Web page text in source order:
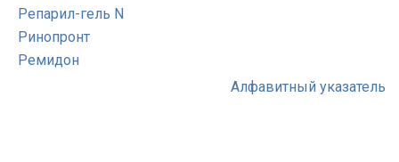
Репарил-гель N
Ринопронт
Ремидон
Алфавитный указатель